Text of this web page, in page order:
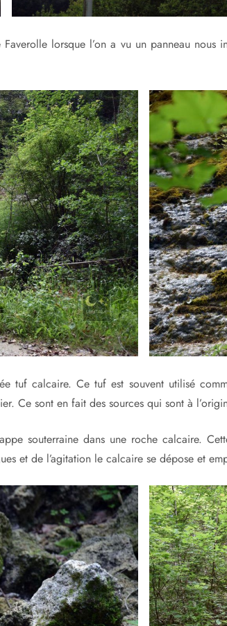
lorsque l’on a vu un panneau
tuf calcaire. Ce tuf est souvent utilisé
Ce sont en fait des sources qui sont à
souterraine dans une roche calcaire.
et de l’agitation le calcaire se dépose et